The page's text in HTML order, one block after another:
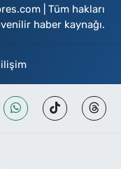
| Tüm hakları
haber kaynağı.